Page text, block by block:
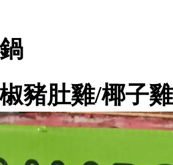
椒豬肚雞/椰子